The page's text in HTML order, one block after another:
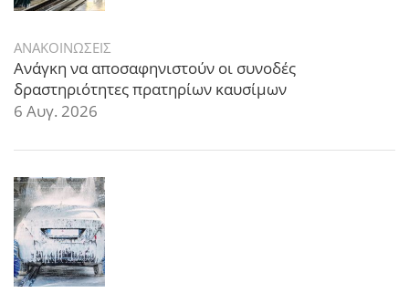
ΑΝΑΚΟΙΝΩΣΕΙΣ
Ανάγκη να αποσαφηνιστούν οι συνοδές
δραστηριότητες πρατηρίων καυσίμων
6 Αυγ. 2026